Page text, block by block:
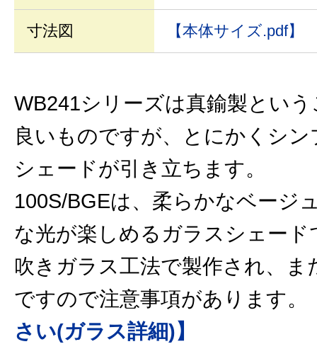
寸法図 【本体サイズ.pdf】
WB241シリーズは真鍮製とい
良いものですが、とにかくシ
シェードが引き立ちます。
100S/BGEは、柔らかなベージ
な光が楽しめるガラスシェード
吹きガラス工法で製作され、ま
ですので注意事項があります
さい(ガラス詳細)】